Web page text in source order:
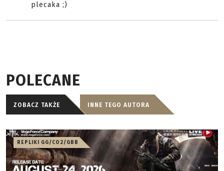
plecaka ;)
POLECANE
ZOBACZ TAKŻE INNE TEGO AUTORA
REPLIKI GG/CO2/GBB